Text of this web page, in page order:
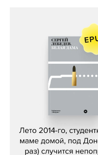
Сергей